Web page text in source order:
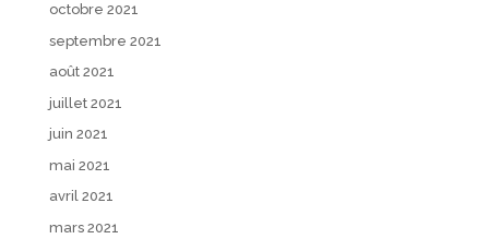
octobre 2021
septembre 2021
août 2021
juillet 2021
juin 2021
mai 2021
avril 2021
mars 2021